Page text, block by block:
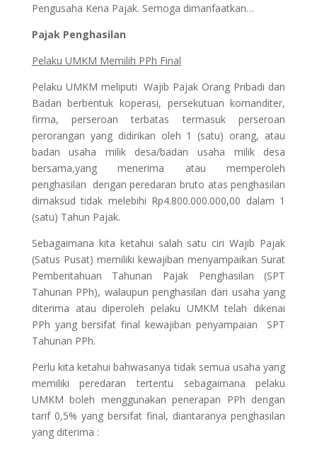
Pengusaha Kena Pajak. Semoga dimanfaatkan…
Pajak Penghasilan
Pelaku UMKM Memilih PPh Final
Pelaku UMKM meliputi Wajib Pajak Orang Pribadi dan
Badan berbentuk koperasi, persekutuan komanditer,
firma, perseroan terbatas termasuk perseroan
perorangan yang didirikan oleh 1 (satu) orang, atau
badan usaha milik desa/badan usaha milik desa
bersama,yang menerima atau memperoleh
penghasilan dengan peredaran bruto atas penghasilan
dimaksud tidak melebihi Rp4.800.000.000,00 dalam 1
(satu) Tahun Pajak.
Sebagaimana kita ketahui salah satu ciri Wajib Pajak
(Satus Pusat) memiliki kewajiban menyampaikan Surat
Pemberitahuan Tahunan Pajak Penghasilan (SPT
Tahunan PPh), walaupun penghasilan dari usaha yang
diterima atau diperoleh pelaku UMKM telah dikenai
PPh yang bersifat final kewajiban penyampaian SPT
Tahunan PPh.
Perlu kita ketahui bahwasanya tidak semua usaha yang
memiliki peredaran tertentu sebagaimana pelaku
UMKM boleh menggunakan penerapan PPh dengan
tarif 0,5% yang bersifat final, diantaranya penghasilan
yang diterima :